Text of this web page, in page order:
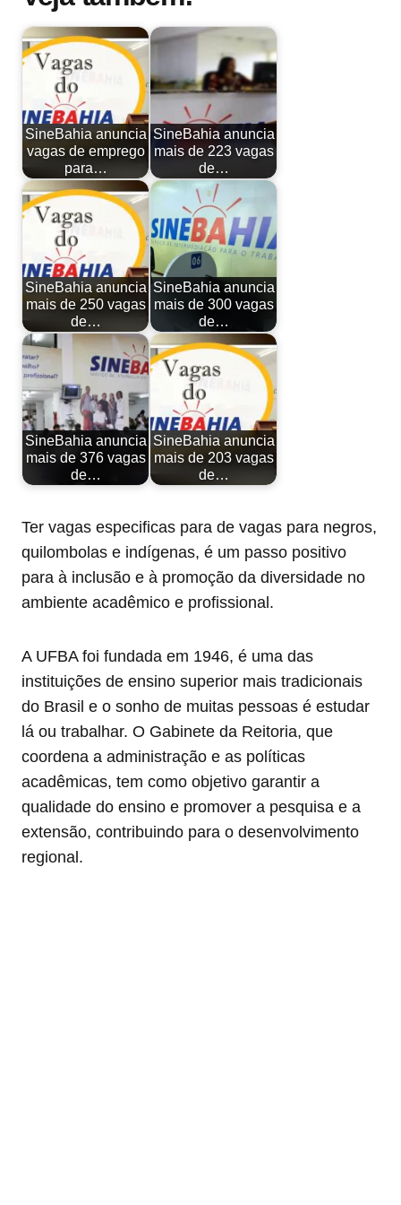
SineBahia anuncia
vagas de emprego
para…
SineBahia anuncia
mais de 223 vagas
de…
SineBahia anuncia
mais de 250 vagas
de…
SineBahia anuncia
mais de 300 vagas
de…
SineBahia anuncia
mais de 376 vagas
de…
SineBahia anuncia
mais de 203 vagas
de…
Ter vagas especificas para de vagas para negros,
quilombolas e indígenas, é um passo positivo
para à inclusão e à promoção da diversidade no
ambiente acadêmico e profissional.
A UFBA foi fundada em 1946, é uma das
instituições de ensino superior mais tradicionais
do Brasil e o sonho de muitas pessoas é estudar
lá ou trabalhar. O Gabinete da Reitoria, que
coordena a administração e as políticas
acadêmicas, tem como objetivo garantir a
qualidade do ensino e promover a pesquisa e a
extensão, contribuindo para o desenvolvimento
regional.